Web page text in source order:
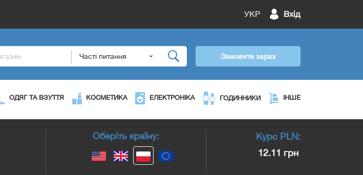
УКР Вхід
Часті питання Замовити зараз
ОДЯГ ТА ВЗУТТЯ КОСМЕТИКА ЕЛЕКТРОНІКА ГОДИННИКИ ІНШЕ
Оберіть країну: Курс PLN:
12.11 грн